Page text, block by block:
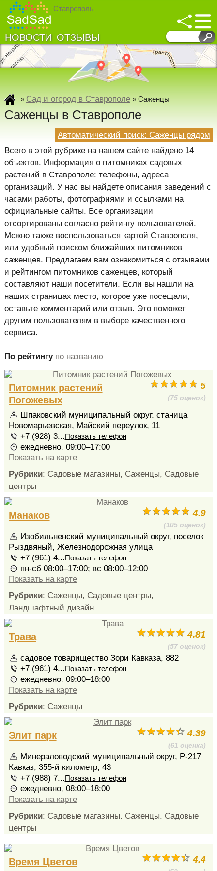
Ставрополь
НОВОСТИ ОТЗЫВЫ
Развернуть карту↓
» Сад и огород в Ставрополе» Саженцы
Саженцы в Ставрополе
Автоматический поиск: Саженцы рядом
Всего в этой рубрике на нашем сайте найдено 14
объектов. Информация о питомниках садовых
растений в Ставрополе: телефоны, адреса
организаций. У нас вы найдете описания заведений с
часами работы, фотографиями и ссылками на
официальные сайты. Все организации
отсортированы согласно рейтингу пользователей.
Можно также воспользоваться картой Ставрополя,
или удобный поиском ближайших питомников
саженцев. Предлагаем вам ознакомиться с отзывами
и рейтингом питомников саженцев, который
составляют наши посетители. Если вы нашли на
наших страницах место, которое уже посещали,
оставьте комментарий или отзыв. Это поможет
другим пользователям в выборе качественного
сервиса.
По рейтингу по названию
5
(75 оценок)
Питомник растений
Погожевых
Шпаковский муниципальный округ, станица
Новомарьевская, Майский переулок, 11
+7 (928) 3...Показать телефон
ежедневно, 09:00–17:00
Показать на карте
Рубрики: Садовые магазины, Саженцы, Садовые
центры
4.9
(105 оценок)
Манаков
Изобильненский муниципальный округ, поселок
Рыздвяный, Железнодорожная улица
+7 (961) 4...Показать телефон
пн-сб 08:00–17:00; вс 08:00–12:00
Показать на карте
Рубрики: Саженцы, Садовые центры,
Ландшафтный дизайн
4.81
(57 оценок)
Трава
садовое товарищество Зори Кавказа, 882
+7 (961) 4...Показать телефон
ежедневно, 09:00–18:00
Показать на карте
Рубрики: Саженцы
4.39
(61 оценка)
Элит парк
Минераловодский муниципальный округ, Р-217
Кавказ, 355-й километр, 43
+7 (988) 7...Показать телефон
ежедневно, 08:00–18:00
Показать на карте
Рубрики: Садовые магазины, Саженцы, Садовые
центры
4.4
Время Цветов